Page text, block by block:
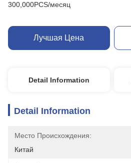
300,000PCS/месяц
Лучшая Цена
Detail Information
Detail Information
Место Происхождения:
Китай